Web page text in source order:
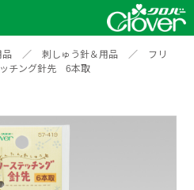
品 ／ 刺しゅう針＆用品 ／
フリ
ッチング針先 6本取